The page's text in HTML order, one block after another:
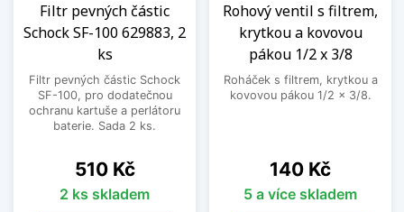
Filtr pevných částic
Schock SF-100 629883, 2
ks
Filtr pevných částic Schock
SF-100, pro dodatečnou
ochranu kartuše a perlátoru
baterie. Sada 2 ks.
Cena
510 Kč
2 ks skladem
Rohový ventil s filtrem,
krytkou a kovovou
pákou 1/2 x 3/8
Roháček s filtrem, krytkou a
kovovou pákou 1/2 x 3/8.
Cena
140 Kč
5 a více skladem